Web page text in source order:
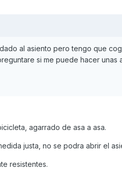
al asiento pero tengo que
si me puede hacer unas
agarrado de asa a asa.
justa, no se podra abrir el
resistentes.